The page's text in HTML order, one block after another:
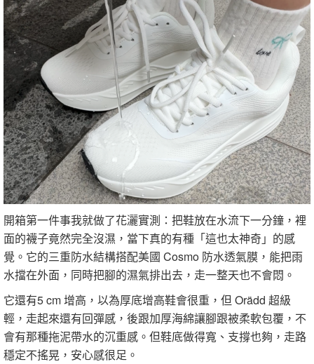
開箱第一件事我就做了花灑實測：把鞋放在水流下一分鐘，裡
面的襪子竟然完全沒濕，當下真的有種「這也太神奇」的感
覺。它的三重防水結構搭配美國 Cosmo 防水透氣膜，能把雨
水擋在外面，同時把腳的濕氣排出去，走一整天也不會悶。
它還有5 cm 增高，以為厚底增高鞋會很重，但 Orädd 超級
輕，走起來還有回彈感，後跟加厚海綿讓腳跟被柔軟包覆，不
會有那種拖泥帶水的沉重感。但鞋底做得寬、支撐也夠，走路
穩定不搖晃，安心感很足。